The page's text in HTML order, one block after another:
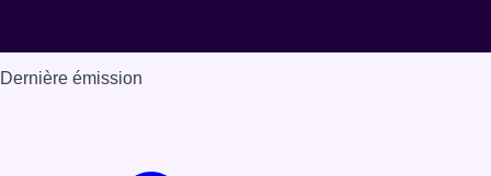
Dernière émission